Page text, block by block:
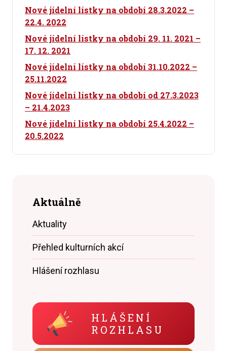
Nové jídelní lístky na období 28.3.2022 –
22.4. 2022
Nové jídelní lístky na období 29. 11. 2021 –
17. 12. 2021
Nové jídelní lístky na období 31.10.2022 –
25.11.2022
Nové jídelní lístky na období od 27.3.2023
– 21.4.2023
Nové jídelní lístky na období 25.4.2022 –
20.5.2022
Aktuálně
Aktuality
Přehled kulturních akcí
Hlášení rozhlasu
HLÁŠENÍ
ROZHLASU